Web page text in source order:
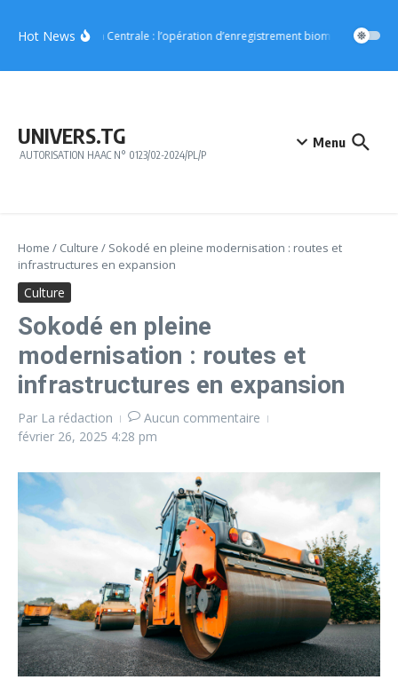
Hot NewsRégion Centrale : l’opération d’enregistrement biométrique
UNIVERS.TG
AUTORISATION HAAC N° 0123/02-2024/PL/P
Menu
Home / Culture / Sokodé en pleine modernisation : routes et
infrastructures en expansion
Culture
Sokodé en pleine
modernisation : routes et
infrastructures en expansion
Par La rédaction
Aucun commentaire
février 26, 2025 4:28 pm